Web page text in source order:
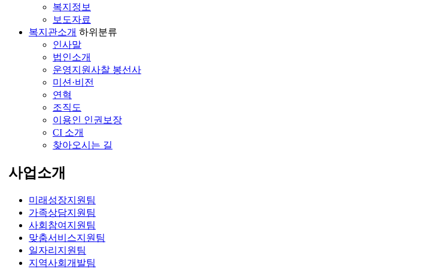
복지정보
보도자료
복지관소개 하위분류
인사말
법인소개
운영지원사찰 봉선사
미션·비전
연혁
조직도
이용인 인권보장
CI 소개
찾아오시는 길
사업소개
미래성장지원팀
가족상담지원팀
사회참여지원팀
맞춤서비스지원팀
일자리지원팀
지역사회개발팀